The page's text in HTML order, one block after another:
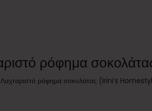
ρόφημα
Λαχταριστό ρόφημα σοκολάτας (Irini’s